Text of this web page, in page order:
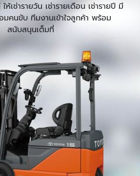
ห้เช่ารายวัน เช่ารายเดือน เช่ารายปี มี
มคนขับ ทีมงานเข้าใจลูกค้า พร้อม
สนับสนุนเต็มที่